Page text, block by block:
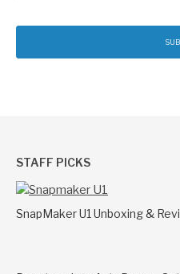
STAFF PICKS
SnapMaker U1 Unboxing &